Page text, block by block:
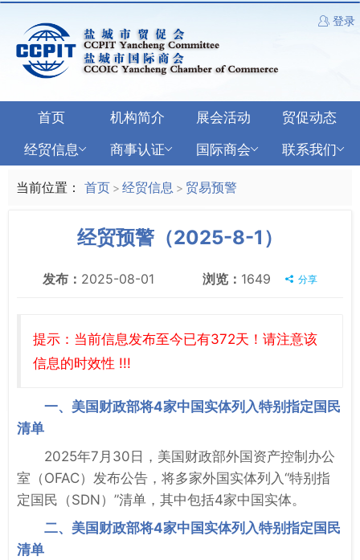
登录
首页 机构简介 展会活动
贸促动态
经贸信息
商事认证 国际商会 联系我们
当前位置： 首页 > 经贸信息 > 贸易预警
经贸预警（2025-8-1）
发布： 2025-08-01 浏览： 1649 分享
提示：当前信息发布至今已有372天！请注意该
信息的时效性 !!!
一、美国财政部将4家中国实体列入特别指定国民
清单
2025年7月30日，美国财政部外国资产控制办公
室（OFAC）发布公告，将多家外国实体列入“特别指
定国民（SDN）”清单，其中包括4家中国实体。
二、美国财政部将4家中国实体列入特别指定国民
清单